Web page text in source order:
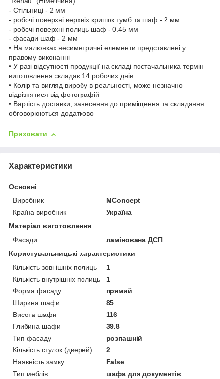
- Стільниці - 2 мм
- робочі поверхні верхніх кришок тумб та шаф - 2 мм
- робочі поверхні полиць шаф - 0,45 мм
- фасади шаф - 2 мм
• На малюнках несиметричні елементи представлені у
правому виконанні
• У разі відсутності продукції на складі постачальника термін
виготовлення складає 14 робочих днів
• Колір та вигляд виробу в реальності, може незначно
відрізнятися від фотографій
• Вартість доставки, занесення до приміщення та складання
обговорюються додатково
Приховати
Характеристики
Основні
Виробник
MConcept
Країна виробник
Україна
Матеріал виготовлення
Фасади
ламінована ДСП
Користувальницькі характеристики
Кількість зовнішніх полиць
1
Кількість внутрішніх полиць
1
Форма фасаду
прямий
Ширина шафи
85
Висота шафи
116
Глибина шафи
39.8
Тип фасаду
розпашній
Кількість стулок (дверей)
2
Наявність замку
False
Тип меблів
шафа для документів